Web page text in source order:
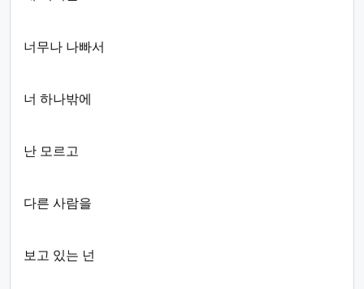
너무나 나빠서
너 하나밖에
난 모르고
다른 사람을
보고 있는 넌